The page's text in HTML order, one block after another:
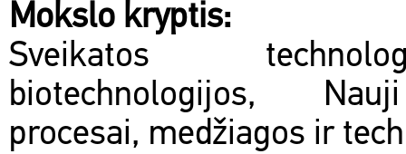
Mokslo kryptis:
Sveikatos
biotechnologijos,
procesai, medžiagos ir